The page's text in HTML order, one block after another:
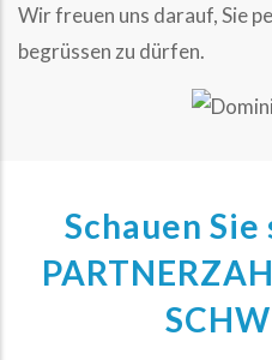
Wir freuen uns darauf, Sie
begrüssen zu dürfen.
Schauen